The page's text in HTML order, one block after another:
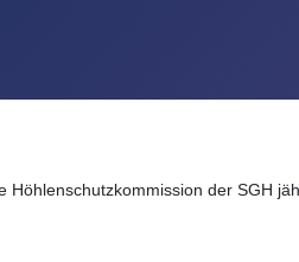
der SGH